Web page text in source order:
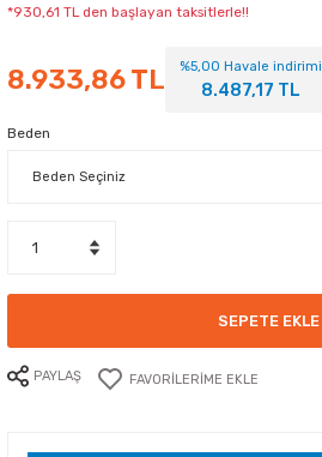
*930,61 TL den başlayan taksitlerle!!
8.933,86 TL %5,00 Havale indirimi
8.487,17 TL
Beden
SEPETE EKLE
PAYLAŞ